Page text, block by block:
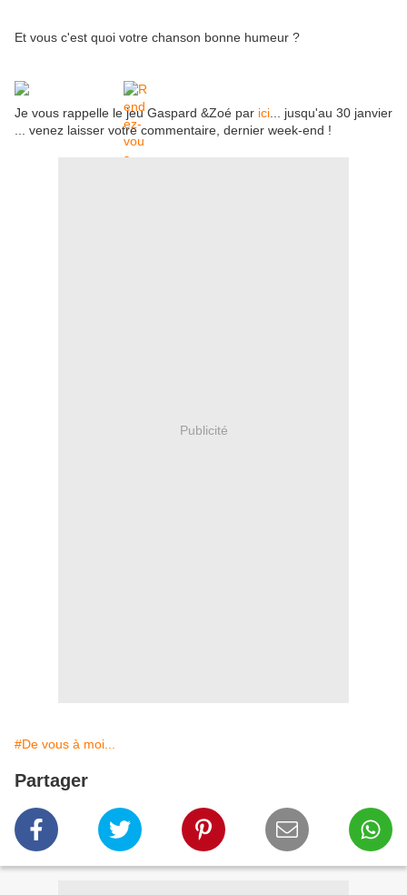
Et vous c'est quoi votre chanson bonne humeur ?
Je vous rappelle le jeu Gaspard &Zoé par ici ... jusqu'au 30 janvier
... venez laisser votre commentaire, dernier week-end !
Publicité
#De vous à moi...
Partager